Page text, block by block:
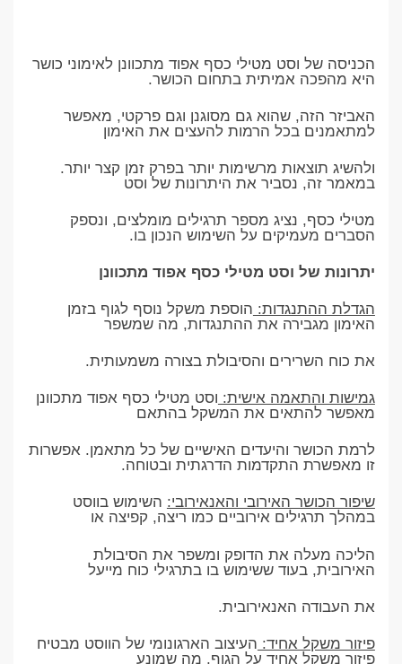
הכניסה של וסט מטילי כסף אפוד מתכוונן לאימוני כושר
היא מהפכה אמיתית בתחום הכושר.
האביזר הזה, שהוא גם מסוגנן וגם פרקטי, מאפשר
למתאמנים בכל הרמות להעצים את האימון
ולהשיג תוצאות מרשימות יותר בפרק זמן קצר יותר.
במאמר זה, נסביר את היתרונות של וסט
מטילי כסף, נציג מספר תרגילים מומלצים, ונספק
הסברים מעמיקים על השימוש הנכון בו.
יתרונות של וסט מטילי כסף אפוד מתכוונן
הגדלת ההתנגדות: הוספת משקל נוסף לגוף בזמן
האימון מגבירה את ההתנגדות, מה שמשפר
את כוח השרירים והסיבולת בצורה משמעותית.
גמישות והתאמה אישית: וסט מטילי כסף אפוד מתכוונן
מאפשר להתאים את המשקל בהתאם
לרמת הכושר והיעדים האישיים של כל מתאמן. אפשרות
זו מאפשרת התקדמות הדרגתית ובטוחה.
שיפור הכושר האירובי והאנאירובי: השימוש בווסט
במהלך תרגילים אירוביים כמו ריצה, קפיצה או
הליכה מעלה את הדופק ומשפר את הסיבולת
האירובית, בעוד ששימוש בו בתרגילי כוח מייעל
את העבודה האנאירובית.
פיזור משקל אחיד: העיצוב הארגונומי של הווסט מבטיח
פיזור משקל אחיד על הגוף, מה שמונע